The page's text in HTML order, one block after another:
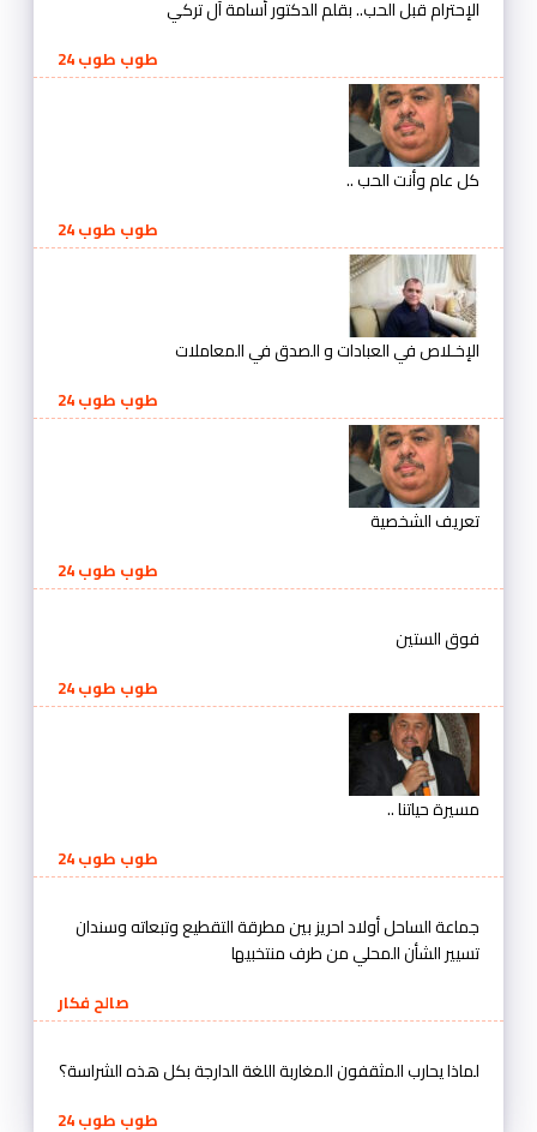
الإحترام قبل الحب.. بقلم الدكتور أسامة آل تركي
طوب طوب 24
كل عام وأنت الحب ..
طوب طوب 24
الإخـلاص في العبادات و الصدق في المعاملات
طوب طوب 24
تعريف الشخصية
طوب طوب 24
فوق الستين
طوب طوب 24
مسيرة حياتنا ..
طوب طوب 24
جماعة الساحل أولاد احريز بين مطرقة التقطيع وتبعاته وسندان
تسيير الشأن المحلي من طرف منتخبيها
صالح فكار
لماذا يحارب المثقفون المغاربة اللغة الدارجة بكل هذه الشراسة؟
طوب طوب 24